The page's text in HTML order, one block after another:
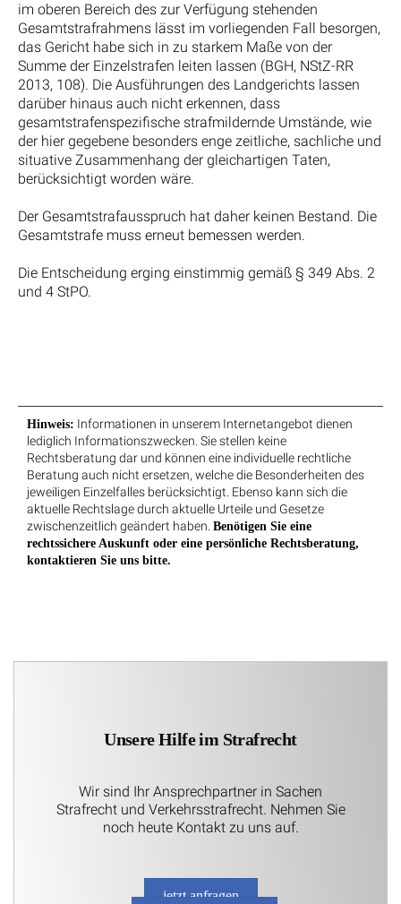
im oberen Bereich des zur Verfügung stehenden
Gesamtstrafrahmens lässt im vorliegenden Fall besorgen,
das Gericht habe sich in zu starkem Maße von der
Summe der Einzelstrafen leiten lassen (BGH, NStZ-RR
2013, 108). Die Ausführungen des Landgerichts lassen
darüber hinaus auch nicht erkennen, dass
gesamtstrafenspezifische strafmildernde Umstände, wie
der hier gegebene besonders enge zeitliche, sachliche und
situative Zusammenhang der gleichartigen Taten,
berücksichtigt worden wäre.
Der Gesamtstrafausspruch hat daher keinen Bestand. Die
Gesamtstrafe muss erneut bemessen werden.
Die Entscheidung erging einstimmig gemäß § 349 Abs. 2
und 4 StPO.
Hinweis: Informationen in unserem Internetangebot dienen
lediglich Informationszwecken. Sie stellen keine
Rechtsberatung dar und können eine individuelle rechtliche
Beratung auch nicht ersetzen, welche die Besonderheiten des
jeweiligen Einzelfalles berücksichtigt. Ebenso kann sich die
aktuelle Rechtslage durch aktuelle Urteile und Gesetze
zwischenzeitlich geändert haben. Benötigen Sie eine
rechtssichere Auskunft oder eine persönliche Rechtsberatung,
kontaktieren Sie uns bitte.
Unsere Hilfe im Strafrecht
Wir sind Ihr Ansprechpartner in Sachen
Strafrecht und Verkehrsstrafrecht. Nehmen Sie
noch heute Kontakt zu uns auf.
jetzt anfragen